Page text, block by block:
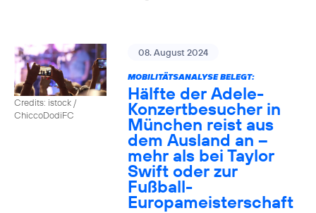
Credits: istock /
ChiccoDodiFC
08. August 2024
MOBILITÄTSANALYSE BELEGT:
Hälfte der Adele-
Konzertbesucher in
München reist aus
dem Ausland an –
mehr als bei Taylor
Swift oder zur
Fußball-
Europameisterschaft